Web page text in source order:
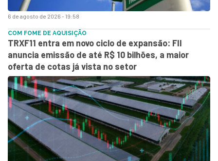
6 de agosto de 2026 - 19:58
COM FOME DE AQUISIÇÃO
TRXF11 entra em novo ciclo de expansão: FII
anuncia emissão de até R$ 10 bilhões, a maior
oferta de cotas já vista no setor